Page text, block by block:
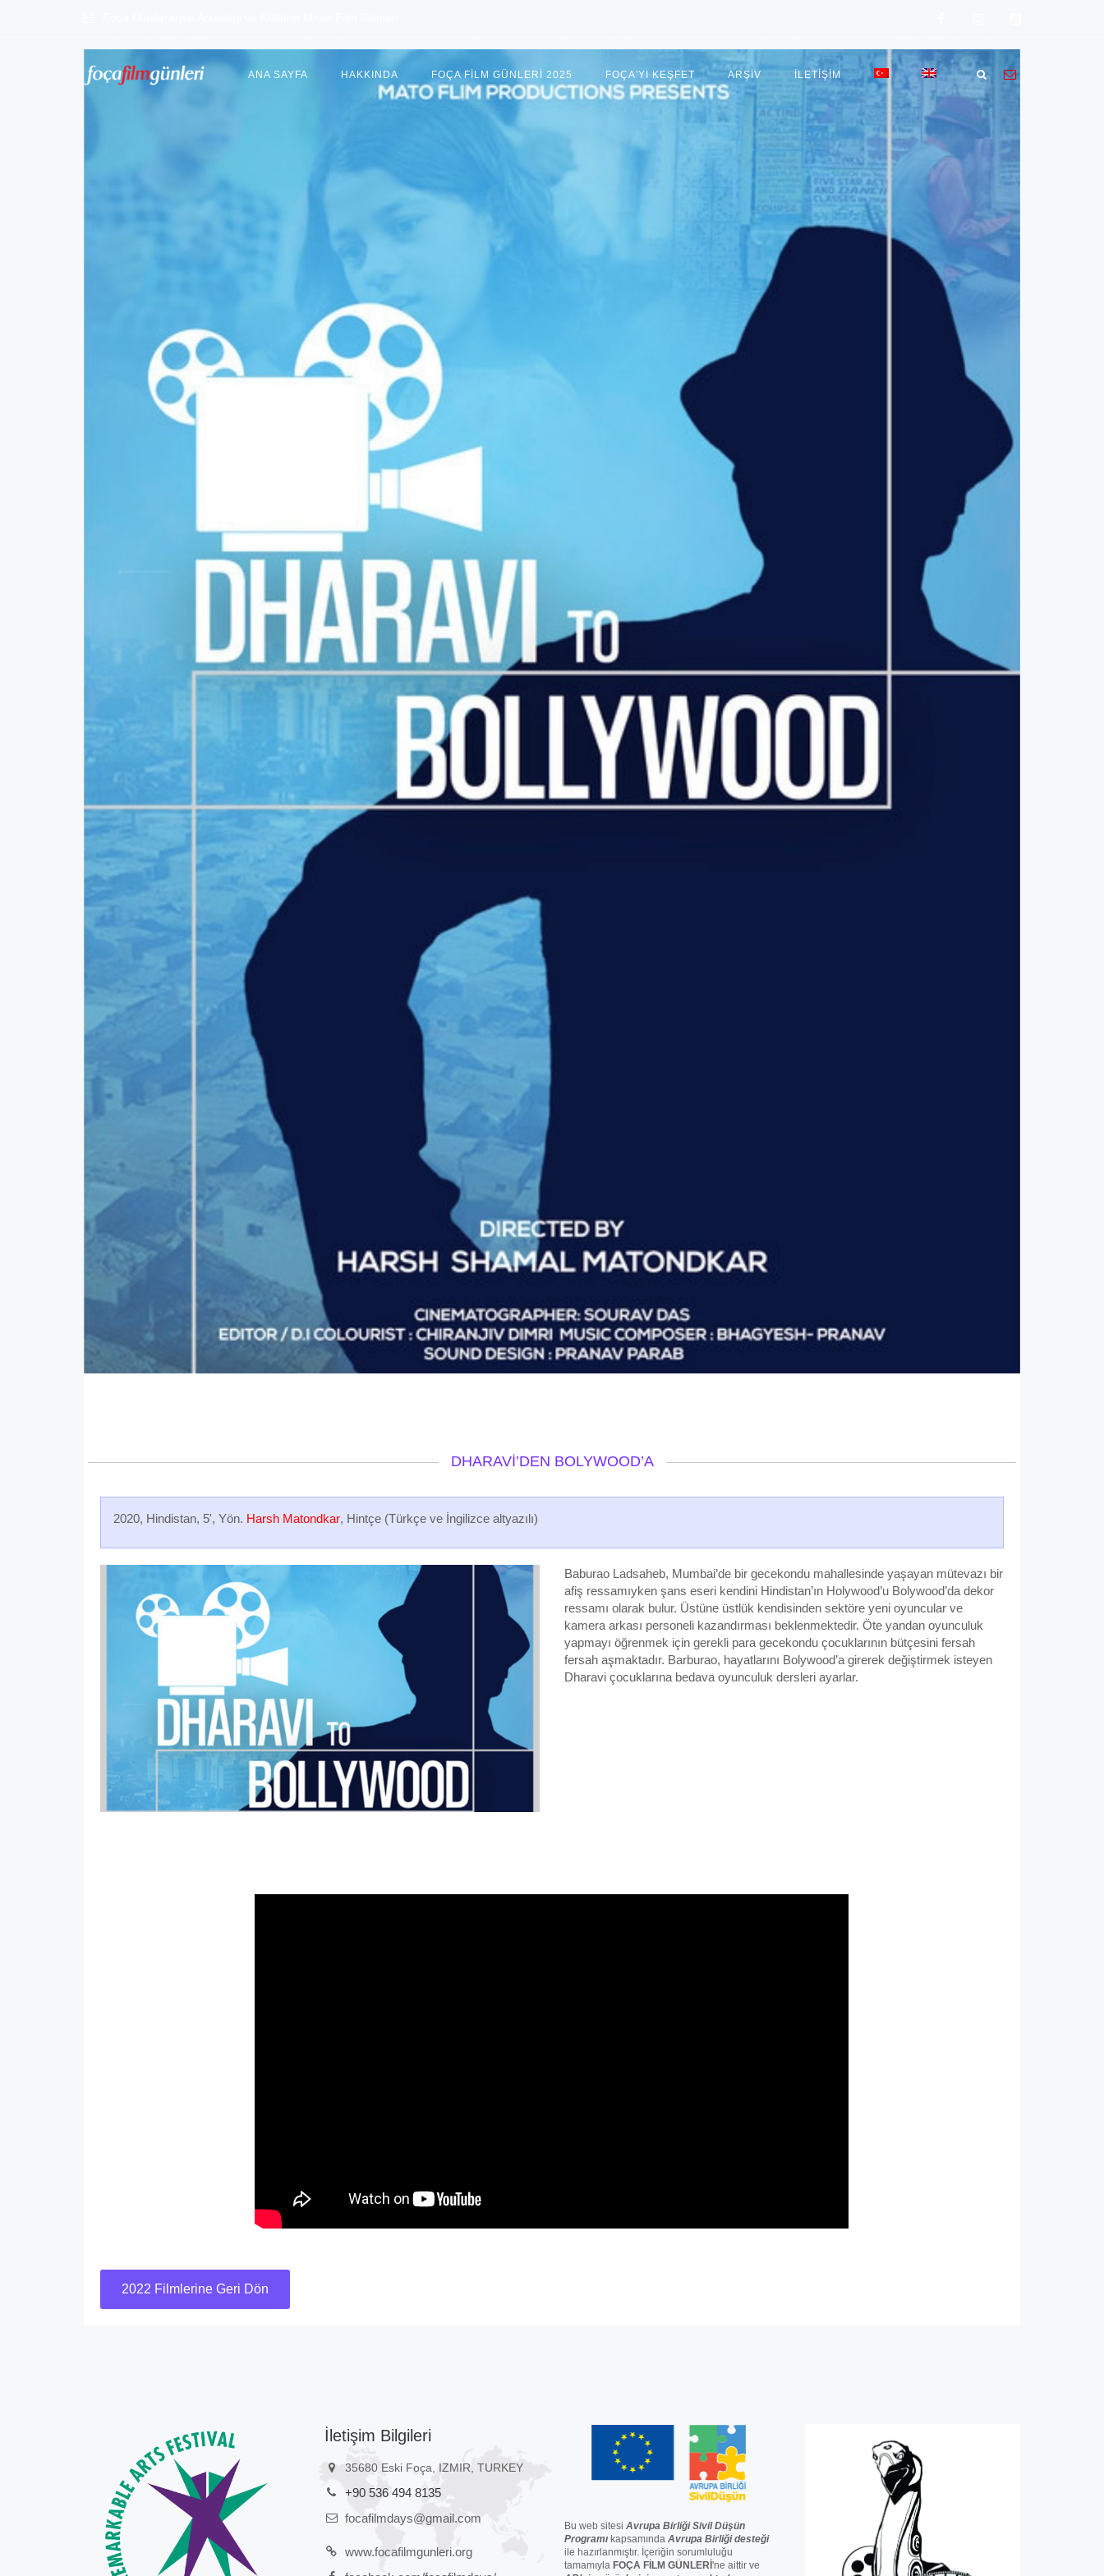
ANA SAYFA HAKKINDA FOÇA FILM GÜNLERI 2025 FOÇA'YI KEŞFET ARŞİV İLETIŞIM
DHARAVI’DEN BOLYWOOD’A
2020, Hindistan, 5', Yön. Harsh Matondkar, Hintçe (Türkçe ve İngilizce altyazılı)
Baburao Ladsaheb, Mumbai’de bir gecekondu mahallesinde yaşayan mütevazı bir
afiş ressamıyken şans eseri kendini Hindistan’ın Holywood’u Bolywood’da dekor
ressamı olarak bulur. Üstüne üstlük kendisinden sektöre yeni oyuncular ve
kamera arkası personeli kazandırması beklenmektedir. Öte yandan oyunculuk
yapmayı öğrenmek için gerekli para gecekondu çocuklarının bütçesini fersah
fersah aşmaktadır. Barburao, hayatlarını Bolywood’a girerek değiştirmek isteyen
Dharavi çocuklarına bedava oyunculuk dersleri ayarlar.
2022 Filmlerine Geri Dön
İletişim Bilgileri
35680 Eski Foça, IZMIR, TURKEY
+90 536 494 8135
focafilmdays@gmail.com
www.focafilmgunleri.org
Bu web sitesi Avrupa Birliği Sivil Düşün
Programı kapsamında Avrupa Birliğidesteği
ile hazırlanmıştır. İçeriğin sorumluluğu
tamamıyla FOÇA FİLM GÜNLERİ 'ne aittir ve